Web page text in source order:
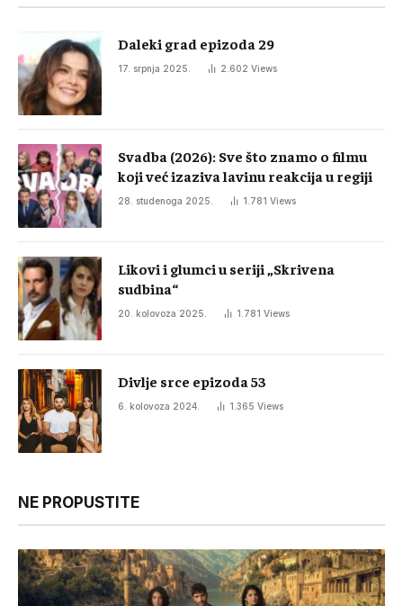
Daleki grad epizoda 29
17. srpnja 2025. 2.602 Views
Svadba (2026): Sve što znamo o filmu
koji već izaziva lavinu reakcija u regiji
28. studenoga 2025. 1.781 Views
Likovi i glumci u seriji „Skrivena
sudbina“
20. kolovoza 2025. 1.781 Views
Divlje srce epizoda 53
6. kolovoza 2024. 1.365 Views
NE PROPUSTITE